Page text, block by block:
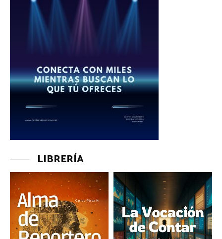
LIBRERÍA